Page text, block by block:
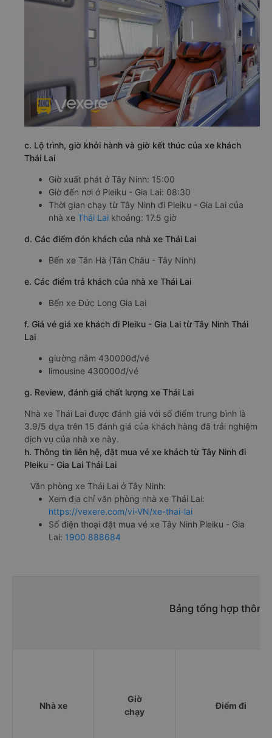
c. Lộ trình, giờ khởi hành và giờ kết thúc của xe khách
Thái Lai
Giờ xuất phát ở Tây Ninh: 15:00
Giờ đến nơi ở Pleiku - Gia Lai: 08:30
Thời gian chạy từ Tây Ninh đi Pleiku - Gia Lai của
nhà xe Thái Lai khoảng: 17.5 giờ
d. Các điểm đón khách của nhà xe Thái Lai
Bến xe Tân Hà (Tân Châu - Tây Ninh)
e. Các điểm trả khách của nhà xe Thái Lai
Bến xe Đức Long Gia Lai
f. Giá vé giá xe khách đi Pleiku - Gia Lai từ Tây Ninh Thái
Lai
giường nằm 430000đ/vé
limousine 430000đ/vé
g. Review, đánh giá chất lượng xe Thái Lai
Nhà xe Thái Lai được đánh giá với số điểm trung bình là
3.9/5 dựa trên 15 đánh giá của khách hàng đã trải nghiệm
dịch vụ của nhà xe này.
h. Thông tin liên hệ, đặt mua vé xe khách từ Tây Ninh đi
Pleiku - Gia Lai Thái Lai
Văn phòng xe Thái Lai ở Tây Ninh:
Xem địa chỉ văn phòng nhà xe Thái Lai:
https://vexere.com/vi-VN/xe-thai-lai
Số điện thoại đặt mua vé xe Tây Ninh Pleiku - Gia
Lai: 1900 888684
Bảng tổng hợp thông
Nhà xe
Giờ
chạy
Điểm đi